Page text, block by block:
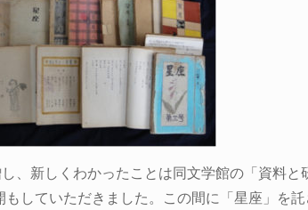
、新しくわかったことは同文学館の「資料と
していただきました。この間に「星座」を